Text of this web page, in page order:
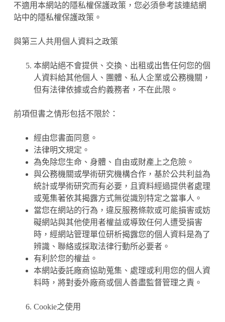
不適用本網站的隱私權保護政策，您必須參考該連結網
站中的隱私權保護政策。
與第三人共用個人資料之政策
本網站絕不會提供、交換、出租或出售任何您的個
人資料給其他個人、團體、私人企業或公務機關，
但有法律依據或合約義務者，不在此限。
前項但書之情形包括不限於：
經由您書面同意。
法律明文規定。
為免除您生命、身體、自由或財產上之危險。
與公務機關或學術研究機構合作，基於公共利益為
統計或學術研究而有必要，且資料經過提供者處理
或蒐集著依其揭露方式無從識別特定之當事人。
當您在網站的行為，違反服務條款或可能損害或妨
礙網站與其他使用者權益或導致任何人遭受損害
時，經網站管理單位研析揭露您的個人資料是為了
辨識、聯絡或採取法律行動所必要者。
有利於您的權益。
本網站委託廠商協助蒐集、處理或利用您的個人資
料時，將對委外廠商或個人善盡監督管理之責。
Cookie之使用